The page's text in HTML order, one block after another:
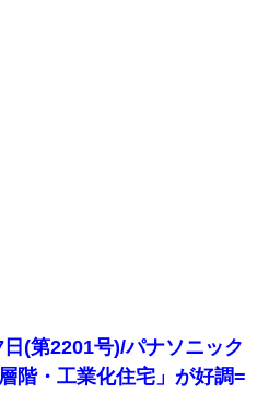
(第2201号)/パナソニック
階・工業化住宅」が好調=